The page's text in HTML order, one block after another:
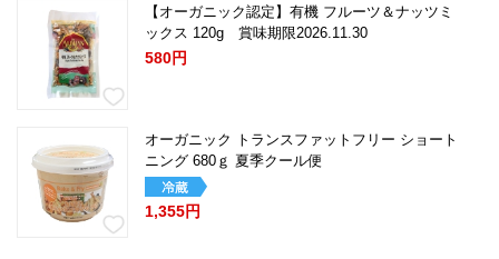
【オーガニック認定】 有機 フルーツ＆ナッツミ
ックス 120g 賞味期限2026.11.30
580円
オーガニック トランスファットフリー ショート
ニング 680ｇ 夏季クール便
1,355円